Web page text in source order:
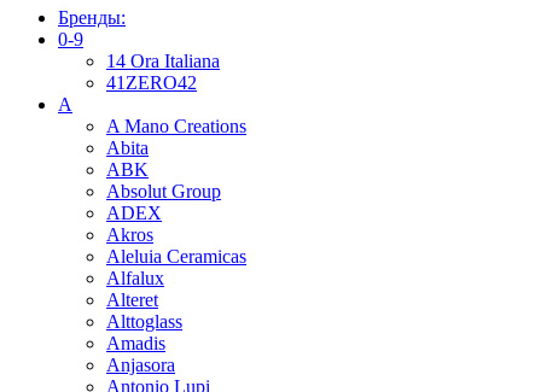
Бренды:
0-9
14 Ora Italiana
41ZERO42
A
A Mano Creations
Abita
ABK
Absolut Group
ADEX
Akros
Aleluia Ceramicas
Alfalux
Alteret
Alttoglass
Amadis
Anjasora
Antonio Lupi